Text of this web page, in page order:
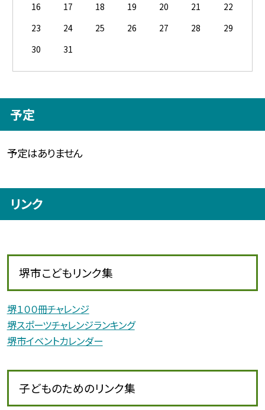
16
17 18 19 20 21
22
23
24 25 26 27 28
29
30
31
予定
予定はありません
リンク
堺市こどもリンク集
堺１００冊チャレンジ
堺スポーツチャレンジランキング
堺市イベントカレンダー
子どものためのリンク集